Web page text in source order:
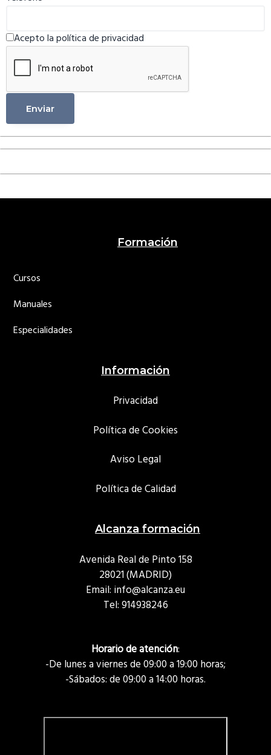
Acepto la política de privacidad
Enviar
Footer
Formación
Cursos
Manuales
Especialidades
Información
Privacidad
Política de Cookies
Aviso Legal
Política de Calidad
Alcanza formación
Avenida Real de Pinto 158
28021 (MADRID)
Email: info@alcanza.eu
Tel:914938246
Horario de atención:
-De lunes a viernes de 09:00 a 19:00 horas;
-Sábados: de 09:00 a 14:00 horas.